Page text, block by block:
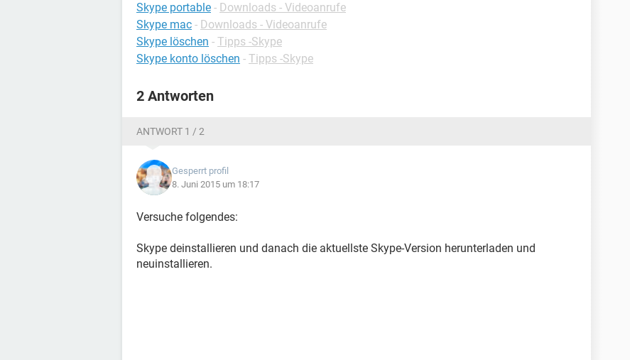
Skype portable - Downloads - Videoanrufe
Skype mac - Downloads - Videoanrufe
Skype löschen - Tipps -Skype
Skype konto löschen - Tipps -Skype
2 Antworten
ANTWORT 1 / 2
Gesperrt profil
8. Juni 2015 um 18:17
Versuche folgendes:
Skype deinstallieren und danach die aktuellste Skype-Version herunterladen und
neuinstallieren.